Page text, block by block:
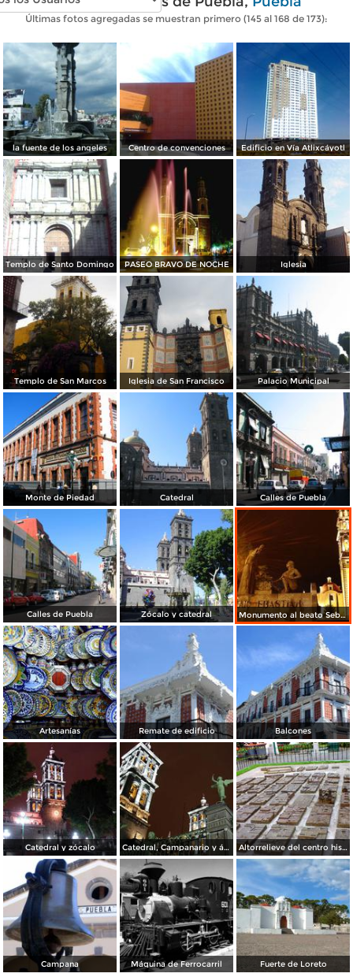
Últimas fotos agregadas se muestran primero (145 al 168 de 173):
la fuente de los angeles Centro de convenciones Edificio en Vía Atlixcáyotl
Templo de Santo Domingo PASEO BRAVO DE NOCHE Iglesia
Templo de San Marcos Iglesia de San Francisco Palacio Municipal
Monte de Piedad Catedral Calles de Puebla
Calles de Puebla Zócalo y catedral Monumento al beato Sebastián de Aparicio
Artesanías Remate de edificio Balcones
Catedral y zócalo Catedral, Campanario y ángel Altorrelieve del centro histórico de Puebla
Campana Máquina de Ferrocarril Fuerte de Loreto